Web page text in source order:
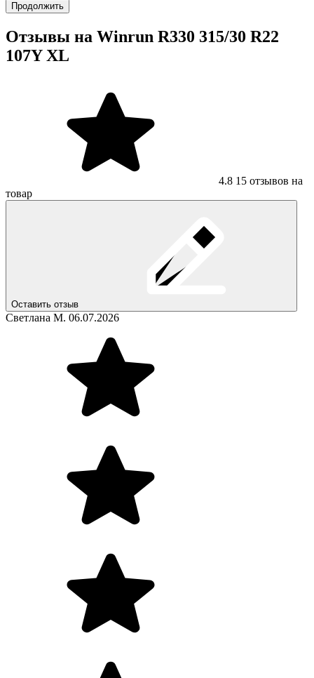
Продолжить
Отзывы на Winrun R330 315/30 R22
107Y XL
4.8 15 отзывов на
товар
Оставить отзыв
Светлана М. 06.07.2026